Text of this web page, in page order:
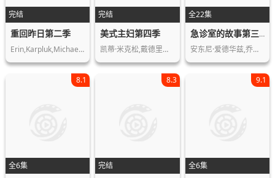
完结
重回昨日第二季
Erin,Karpluk,Michael,Riley,Joanna,Do…
完结
美式主妇第四季
凯蒂·米克松,戴德里克·巴德,丹尼尔·…
全22集
急诊室的故事第三季
安东尼·爱德华兹,乔治·克鲁尼,雪莉·…
全6集
8.1
完结
8.3
全6集
9.1